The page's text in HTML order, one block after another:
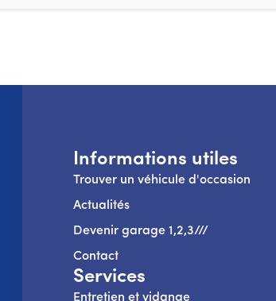
Informations utiles
Trouver un véhicule d'occasion
Actualités
Devenir garage 1,2,3///
Contact
Services
Entretien et vidange